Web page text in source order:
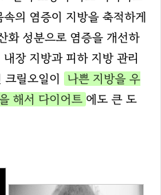
의 염증이 지방을 축적하게
화 성분으로 염증을 개선하
장 지방과 피하 지방 관리
크릴오일이
나쁜 지방을 우
해서 다이어트 에도 큰 도